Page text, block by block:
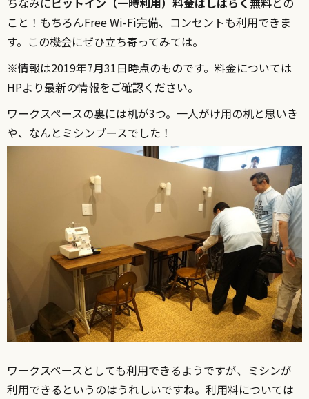
こと！もちろんFree Wi-Fi完備、コンセントも利用できま
す。この機会にぜひ立ち寄ってみては。
※情報は2019年7月31日時点のものです。料金については
HPより最新の情報をご確認ください。
ワークスペースの裏には机が3つ。一人がけ用の机と思いき
や、なんとミシンブースでした！
ワークスペースとしても利用できるようですが、ミシンが
利用できるというのはうれしいですね。利用料については